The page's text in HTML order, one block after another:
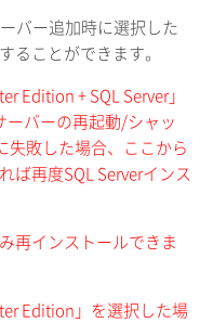
バー追加時に選択した
ることができます。
Edition + SQL Server」
ーバーの再起動/シャッ
失敗した場合、ここから
ば再度SQL Serverインス
再インストールできま
Edition」を選択した場